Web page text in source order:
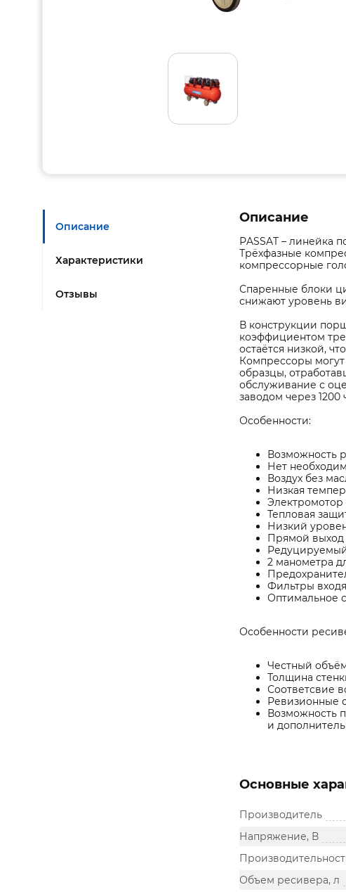
Описание
Характеристики
Отзывы
Описание
РASSAT – линейка
Трёхфазные
компрессорные
Спаренные блоки
снижают уровень
В конструкции
коэффициентом
остаётся низкой,
Компрессоры
образцы,
обслуживание с
заводом через
Особенности:
Возможность
Нет
Воздух без
Низкая
Тепловая
Низкий
Прямой выход
2 манометра
Фильтры
Оптимальное
Особенности
Честный
Толщина
Соответсвие
Ревизионные
Возможность
и
Основные
Производитель
Напряжение, В
Объем ресивера, л